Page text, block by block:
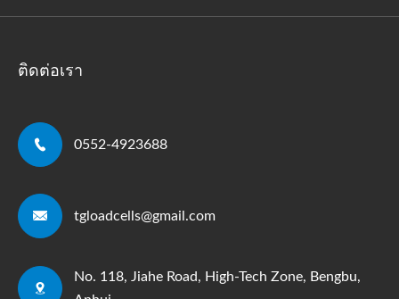
ติดต่อเรา
 0552-4923688
 tgloadcells@gmail.com

No. 118, Jiahe Road, High-Tech Zone, Bengbu,